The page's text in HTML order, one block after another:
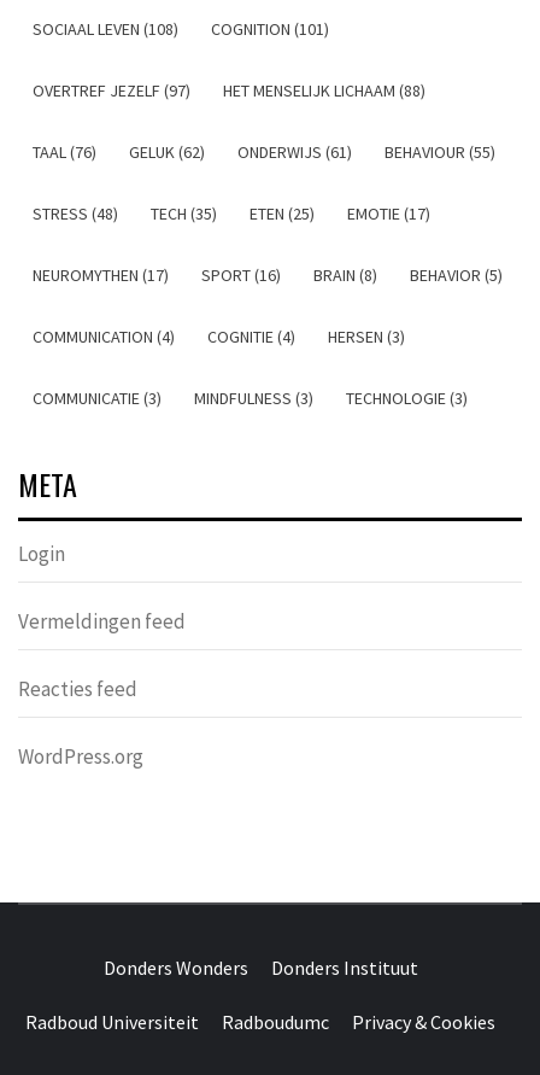
SOCIAAL LEVEN (108) COGNITION (101)
OVERTREF JEZELF (97) HET MENSELIJK LICHAAM (88)
TAAL (76) GELUK (62) ONDERWIJS (61) BEHAVIOUR (55)
STRESS (48) TECH (35) ETEN (25) EMOTIE (17)
NEUROMYTHEN (17) SPORT (16) BRAIN (8) BEHAVIOR (5)
COMMUNICATION (4) COGNITIE (4) HERSEN (3)
COMMUNICATIE (3) MINDFULNESS (3) TECHNOLOGIE (3)
META
Login
Vermeldingen feed
Reacties feed
WordPress.org
WONDERS
Donders Wonders Donders Instituut
Radboud Universiteit Radboudumc Privacy & Cookies